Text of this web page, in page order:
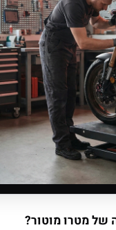
של מטרו מוטור?